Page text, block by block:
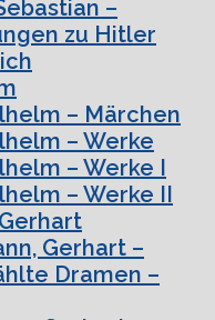
–
zu Hitler
– Märchen
– Werke
– Werke I
– Werke II
Gerhart –
Dramen –